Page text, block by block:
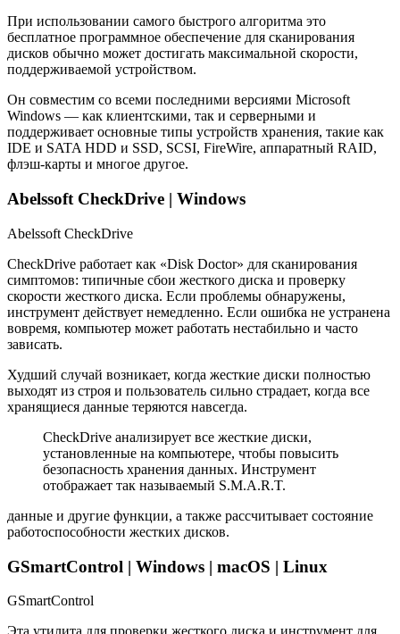
При использовании самого быстрого алгоритма это
бесплатное программное обеспечение для сканирования
дисков обычно может достигать максимальной скорости,
поддерживаемой устройством.
Он совместим со всеми последними версиями Microsoft
Windows — как клиентскими, так и серверными и
поддерживает основные типы устройств хранения, такие как
IDE и SATA HDD и SSD, SCSI, FireWire, аппаратный RAID,
флэш-карты и многое другое.
Abelssoft CheckDrive | Windows
Abelssoft CheckDrive
CheckDrive работает как «Disk Doctor» для сканирования
симптомов: типичные сбои жесткого диска и проверку
скорости жесткого диска. Если проблемы обнаружены,
инструмент действует немедленно. Если ошибка не устранена
вовремя, компьютер может работать нестабильно и часто
зависать.
Худший случай возникает, когда жесткие диски полностью
выходят из строя и пользователь сильно страдает, когда все
хранящиеся данные теряются навсегда.
CheckDrive анализирует все жесткие диски,
установленные на компьютере, чтобы повысить
безопасность хранения данных. Инструмент
отображает так называемый S.M.A.R.T.
данные и другие функции, а также рассчитывает состояние
работоспособности жестких дисков.
GSmartControl | Windows | macOS | Linux
GSmartControl